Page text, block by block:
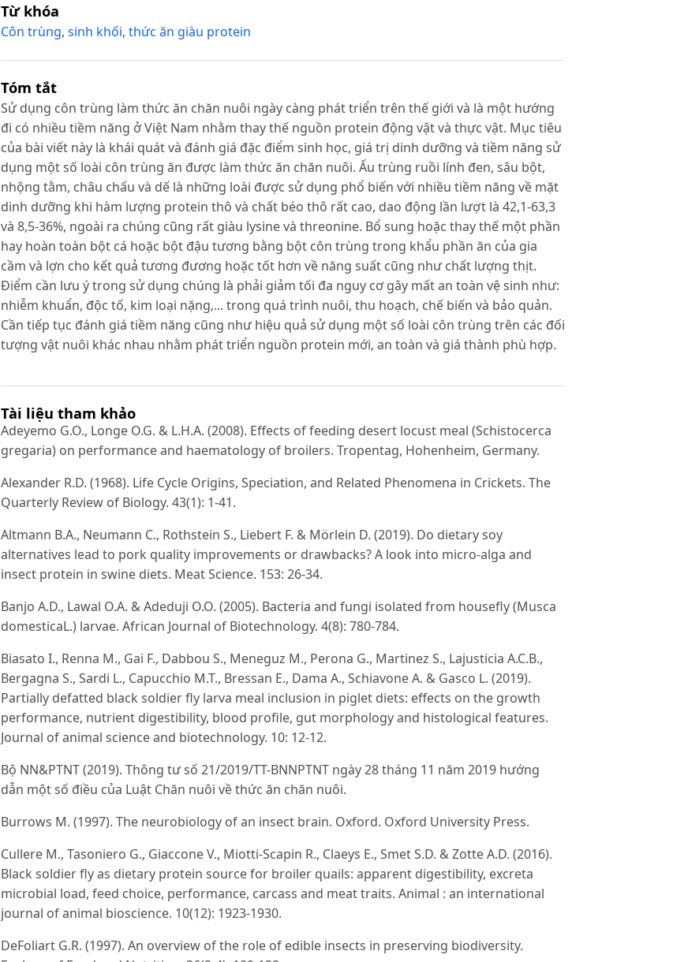
Từ khóa
Côn trùng, sinh khối, thức ăn giàu protein
Tóm tắt
Sử dụng côn trùng làm thức ăn chăn nuôi ngày càng phát triển trên thế giới và là một hướng
đi có nhiều tiềm năng ở Việt Nam nhằm thay thế nguồn protein động vật và thực vật. Mục tiêu
của bài viết này là khái quát và đánh giá đặc điểm sinh học, giá trị dinh dưỡng và tiềm năng sử
dụng một số loài côn trùng ăn được làm thức ăn chăn nuôi. Ấu trùng ruồi lính đen, sâu bột,
nhộng tằm, châu chấu và dế là những loài được sử dụng phổ biến với nhiều tiềm năng về mặt
dinh dưỡng khi hàm lượng protein thô và chất béo thô rất cao, dao động lần lượt là 42,1-63,3
và 8,5-36%, ngoài ra chúng cũng rất giàu lysine và threonine. Bổ sung hoặc thay thế một phần
hay hoàn toàn bột cá hoặc bột đậu tương bằng bột côn trùng trong khẩu phần ăn của gia
cầm và lợn cho kết quả tương đương hoặc tốt hơn về năng suất cũng như chất lượng thịt.
Điểm cần lưu ý trong sử dụng chúng là phải giảm tối đa nguy cơ gây mất an toàn vệ sinh như:
nhiễm khuẩn, độc tố, kim loại nặng,... trong quá trình nuôi, thu hoạch, chế biến và bảo quản.
Cần tiếp tục đánh giá tiềm năng cũng như hiệu quả sử dụng một số loài côn trùng trên các đối
tượng vật nuôi khác nhau nhằm phát triển nguồn protein mới, an toàn và giá thành phù hợp.
Tài liệu tham khảo
Adeyemo G.O., Longe O.G. & L.H.A. (2008). Effects of feeding desert locust meal (Schistocerca
gregaria) on performance and haematology of broilers. Tropentag, Hohenheim, Germany.
Alexander R.D. (1968). Life Cycle Origins, Speciation, and Related Phenomena in Crickets. The
Quarterly Review of Biology. 43(1): 1-41.
Altmann B.A., Neumann C., Rothstein S., Liebert F. & Mörlein D. (2019). Do dietary soy
alternatives lead to pork quality improvements or drawbacks? A look into micro-alga and
insect protein in swine diets. Meat Science. 153: 26-34.
Banjo A.D., Lawal O.A. & Adeduji O.O. (2005). Bacteria and fungi isolated from housefly (Musca
domesticaL.) larvae. African Journal of Biotechnology. 4(8): 780-784.
Biasato I., Renna M., Gai F., Dabbou S., Meneguz M., Perona G., Martinez S., Lajusticia A.C.B.,
Bergagna S., Sardi L., Capucchio M.T., Bressan E., Dama A., Schiavone A. & Gasco L. (2019).
Partially defatted black soldier fly larva meal inclusion in piglet diets: effects on the growth
performance, nutrient digestibility, blood profile, gut morphology and histological features.
Journal of animal science and biotechnology. 10: 12-12.
Bộ NN&PTNT (2019). Thông tư số 21/2019/TT-BNNPTNT ngày 28 tháng 11 năm 2019 hướng
dẫn một số điều của Luật Chăn nuôi về thức ăn chăn nuôi.
Burrows M. (1997). The neurobiology of an insect brain. Oxford. Oxford University Press.
Cullere M., Tasoniero G., Giaccone V., Miotti-Scapin R., Claeys E., Smet S.D. & Zotte A.D. (2016).
Black soldier fly as dietary protein source for broiler quails: apparent digestibility, excreta
microbial load, feed choice, performance, carcass and meat traits. Animal : an international
journal of animal bioscience. 10(12): 1923-1930.
DeFoliart G.R. (1997). An overview of the role of edible insects in preserving biodiversity.